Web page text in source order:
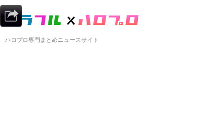
ハロプロ専門まとめニュースサイト